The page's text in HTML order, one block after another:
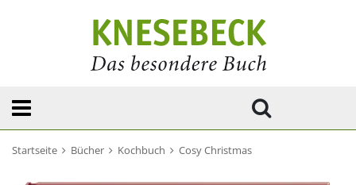
Startseite Bücher Kochbuch Cosy Christmas